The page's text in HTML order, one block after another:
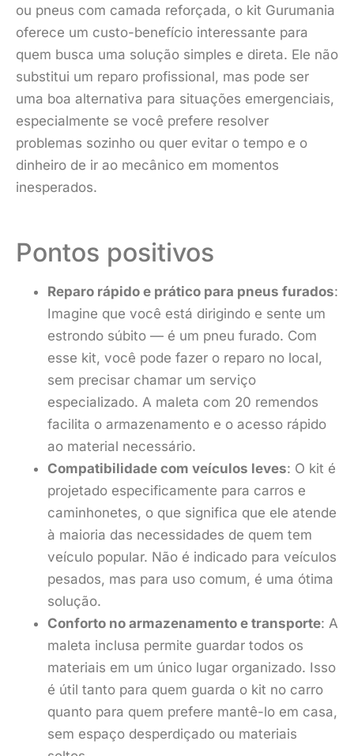
ou pneus com camada reforçada, o kit Gurumania
oferece um custo-benefício interessante para
quem busca uma solução simples e direta. Ele não
substitui um reparo profissional, mas pode ser
uma boa alternativa para situações emergenciais,
especialmente se você prefere resolver
problemas sozinho ou quer evitar o tempo e o
dinheiro de ir ao mecânico em momentos
inesperados.
Pontos positivos
Reparo rápido e prático para pneus furados:
Imagine que você está dirigindo e sente um
estrondo súbito — é um pneu furado. Com
esse kit, você pode fazer o reparo no local,
sem precisar chamar um serviço
especializado. A maleta com 20 remendos
facilita o armazenamento e o acesso rápido
ao material necessário.
Compatibilidade com veículos leves: O kit é
projetado especificamente para carros e
caminhonetes, o que significa que ele atende
à maioria das necessidades de quem tem
veículo popular. Não é indicado para veículos
pesados, mas para uso comum, é uma ótima
solução.
Conforto no armazenamento e transporte: A
maleta inclusa permite guardar todos os
materiais em um único lugar organizado. Isso
é útil tanto para quem guarda o kit no carro
quanto para quem prefere mantê-lo em casa,
sem espaço desperdiçado ou materiais